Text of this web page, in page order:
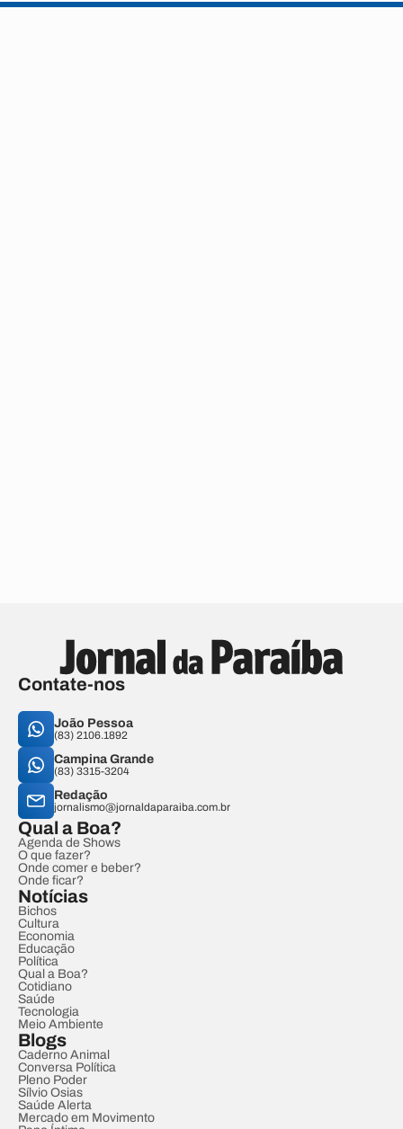
Contate-nos
João Pessoa
(83) 2106.1892
Campina Grande
(83) 3315-3204
Redação
jornalismo@jornaldaparaiba.com.br
Qual a Boa?
Agenda de Shows
O que fazer?
Onde comer e beber?
Onde ficar?
Notícias
Bichos
Cultura
Economia
Educação
Política
Qual a Boa?
Cotidiano
Saúde
Tecnologia
Meio Ambiente
Blogs
Caderno Animal
Conversa Política
Pleno Poder
Sílvio Osias
Saúde Alerta
Mercado em Movimento